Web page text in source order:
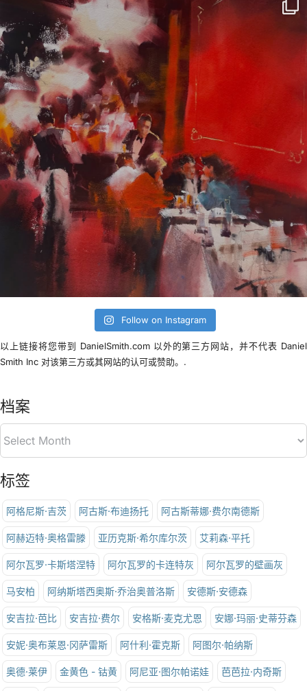
Follow on Instagram
以上链接将您带到 DanielSmith.com 以外的第三方网站，并不代表 Daniel
Smith Inc 对该第三方或其网站的认可或赞助。.
档案
标签
阿格尼斯·吉茨 阿古斯·布迪扬托 阿古斯蒂娜·费尔南德斯
阿赫迈特·奥格雷滕 亚历克斯·希尔库尔茨 艾莉森·平托
阿尔瓦罗·卡斯塔涅特 阿尔瓦罗的卡连特灰 阿尔瓦罗的壁画灰
马安柏 阿纳斯塔西奥斯·乔治奥普洛斯 安德斯·安德森
安吉拉·芭比 安吉拉·费尔 安格斯·麦克尤恩 安娜·玛丽·史蒂芬森
安妮·奥布莱恩·冈萨雷斯 阿什利·霍克斯 阿图尔·帕纳斯
奥德·莱伊 金黄色 - 钴黄 阿尼亚·图尔帕诺娃 芭芭拉·内奇斯